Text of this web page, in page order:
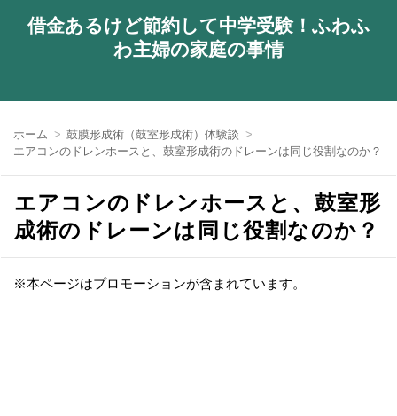
借金あるけど節約して中学受験！ふわふ
わ主婦の家庭の事情
ホーム
鼓膜形成術（鼓室形成術）体験談
エアコンのドレンホースと、鼓室形成術のドレーンは同じ役割なのか？
エアコンのドレンホースと、鼓室形
成術のドレーンは同じ役割なのか？
※本ページはプロモーションが含まれています。